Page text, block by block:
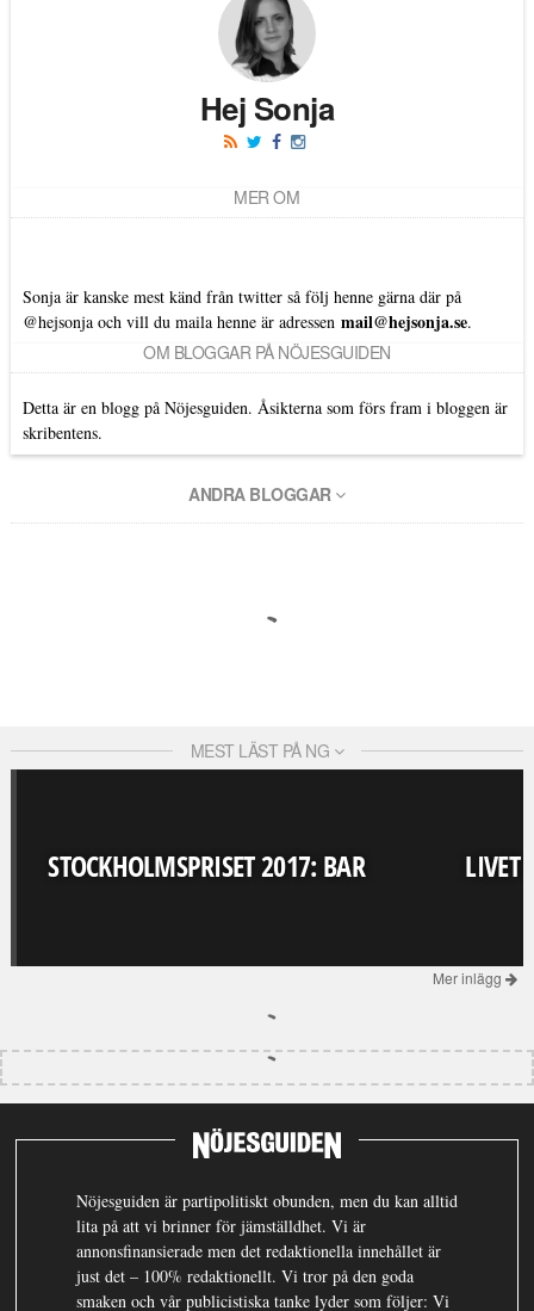
Hej Sonja
MER OM
Sonja är kanske mest känd från twitter så följ henne gärna där på
@hejsonjaoch vill du maila henne är adressen mail@hejsonja.se.
OM BLOGGAR PÅ NÖJESGUIDEN
Detta är en blogg på Nöjesguiden. Åsikterna som förs fram i bloggen är
skribentens.
ANDRA BLOGGAR
MEST LÄST PÅ NG
STOCKHOLMSPRISET 2017: BAR LIVET
Mer inlägg
Nöjesguiden är partipolitiskt obunden, men du kan alltid
lita på att vi brinner för jämställdhet. Vi är
annonsfinansierade men det redaktionella innehållet är
just det – 100% redaktionellt. Vi tror på den goda
smaken och vår publicistiska tanke lyder som följer: Vi